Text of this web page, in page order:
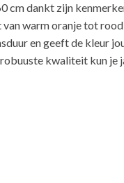
cm dankt zijn
van warm oranje tot
en geeft de kleur
kwaliteit kun je